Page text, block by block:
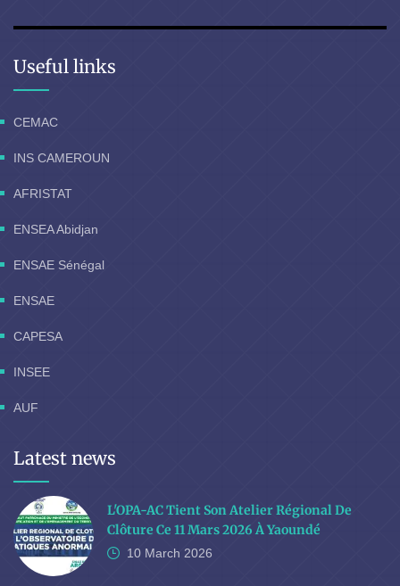
Useful links
CEMAC
INS CAMEROUN
AFRISTAT
ENSEA Abidjan
ENSAE Sénégal
ENSAE
CAPESA
INSEE
AUF
Latest news
L'OPA-AC Tient Son Atelier Régional De
Clôture Ce 11 Mars 2026 À Yaoundé
10 March 2026